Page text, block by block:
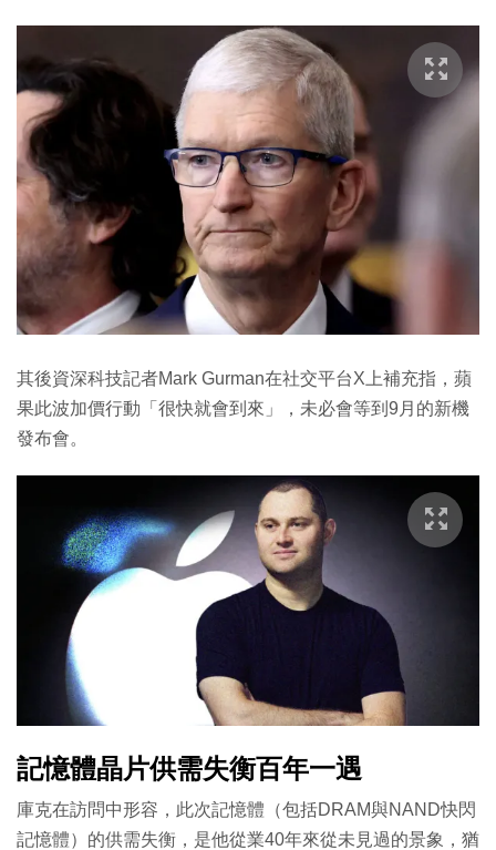
其後資深科技記者Mark Gurman在社交平台X上補充指，蘋
果此波加價行動「很快就會到來」，未必會等到9月的新機
發布會。
記憶體晶片供需失衡百年一遇
庫克在訪問中形容，此次記憶體（包括DRAM與NAND快閃
記憶體）的供需失衡，是他從業40年來從未見過的景象，猶